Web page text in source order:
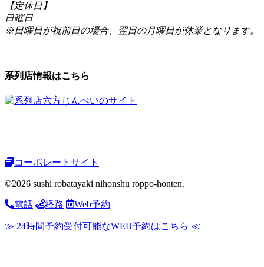
【定休日】
日曜日
※日曜日が祝前日の場合、翌日の月曜日が休業となります。
系列店情報はこちら
コーポレートサイト
©2026 sushi robatayaki nihonshu roppo-honten.
電話 経路 Web予約
≫ 24時間予約受付可能なWEB予約はこちら ≪